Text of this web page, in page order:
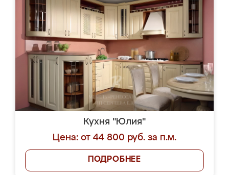
Кухня "Юлия"
Цена: от 44 800 руб. за п.м.
ПОДРОБНЕЕ